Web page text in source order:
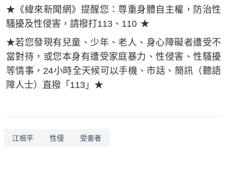
★《緯來新聞網》提醒您：尊重身體自主權，防治性
騷擾及性侵害，請撥打113、110 ​★
★若您發現有兒童、少年、老人、身心障礙者遭受不
當對待，或您本身有遭受家庭暴力、性侵害、性騷擾
等情事，24小時全天候可以手機、市話、簡訊（聽語
障人士）直撥「113」★
江祖平 性侵 受害者